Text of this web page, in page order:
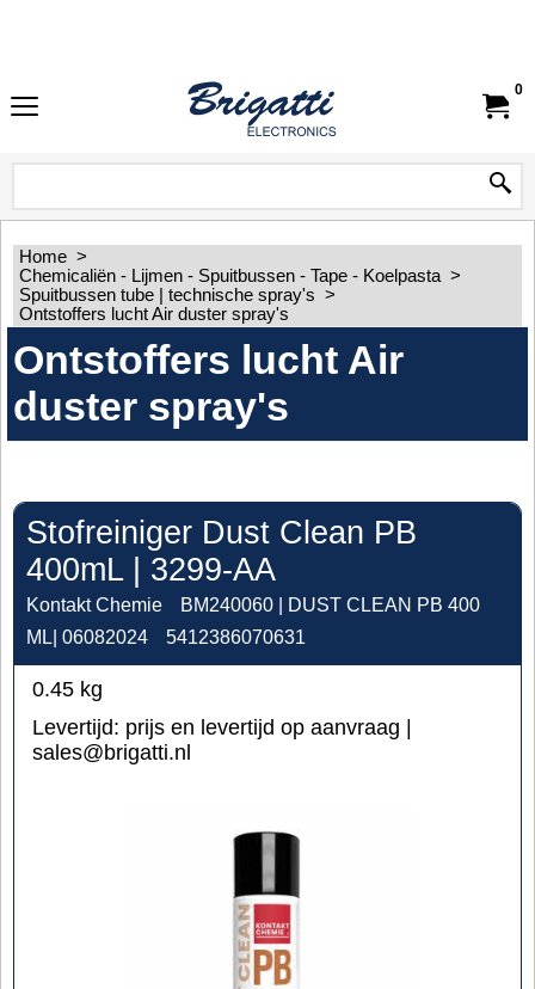
0
Home >
Chemicaliën - Lijmen - Spuitbussen - Tape - Koelpasta >
Spuitbussen tube | technische spray's >
Ontstoffers lucht Air duster spray's
Ontstoffers lucht Air
duster spray's
Stofreiniger Dust Clean PB
400mL | 3299-AA
Kontakt Chemie
BM240060 | DUST CLEAN PB 400
ML| 06082024
5412386070631
0.45 kg
Levertijd: prijs en levertijd op aanvraag |
sales@brigatti.nl